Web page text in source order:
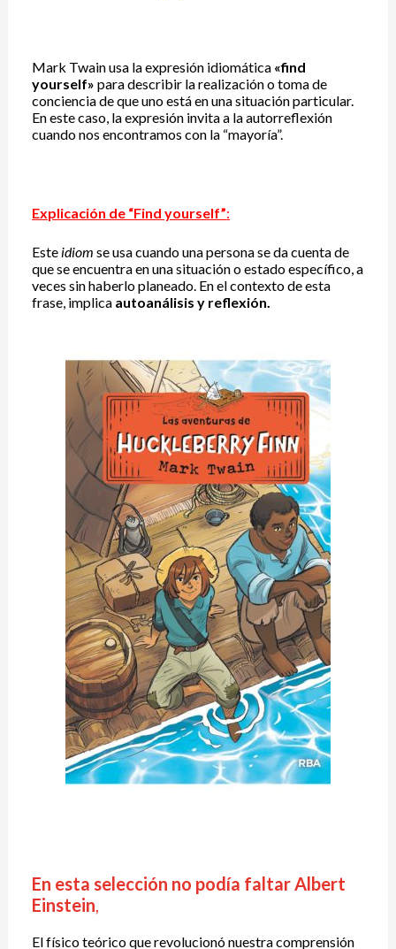
Mark Twain usa la expresión idiomática «find
yourself» para describir la realización o toma de
conciencia de que uno está en una situación particular.
En este caso, la expresión invita a la autorreflexión
cuando nos encontramos con la “mayoría”.
Explicación de “Find yourself”:
Este idiom se usa cuando una persona se da cuenta de
que se encuentra en una situación o estado específico, a
veces sin haberlo planeado. En el contexto de esta
frase, implica autoanálisis y reflexión.
En esta selección no podía faltar Albert
Einstein,
El físico teórico que revolucionó nuestra comprensión